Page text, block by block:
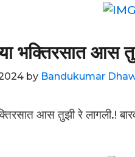
भक्तिरसात आस
by Bandukumar
आस तुझी रे लागली.!